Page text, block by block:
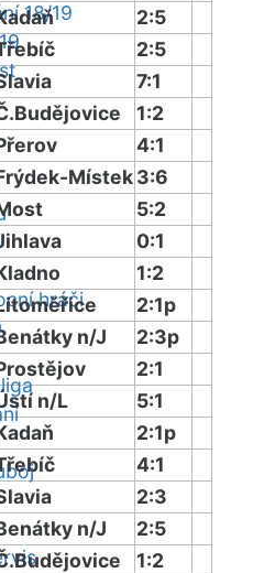
18/19
hráči
2:5
2:5
7:1
1:2
4:1
Místek3:6
5:2
0:1
1:2
2:1p
n/J
2:3p
2:1
n/L
5:1
2:1p
4:1
2:3
n/J
2:5
1:2